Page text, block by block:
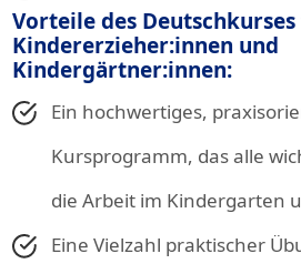
Vorteile des
Kindererzieher:innen und
Kindergärtner:innen:
Ein hochwertiges,
Kursprogramm, das alle
die Arbeit im Kindergarten
Eine Vielzahl praktischer